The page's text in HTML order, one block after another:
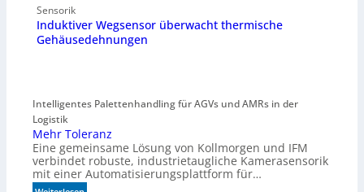
Sensorik
Induktiver Wegsensor überwacht thermische
Gehäusedehnungen
Intelligentes Palettenhandling für AGVs und AMRs in der
Logistik
Mehr Toleranz
Eine gemeinsame Lösung von Kollmorgen und IFM
verbindet robuste, industrietaugliche Kamerasensorik
mit einer Automatisierungsplattform für…